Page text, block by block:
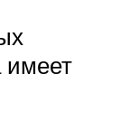
имеет